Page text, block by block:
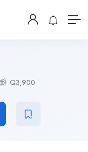
Q3,900